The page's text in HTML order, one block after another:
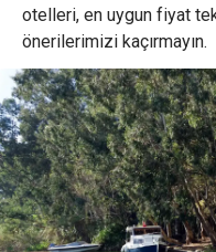
otelleri, en uygun fiyat
önerilerimizi kaçırmayın.